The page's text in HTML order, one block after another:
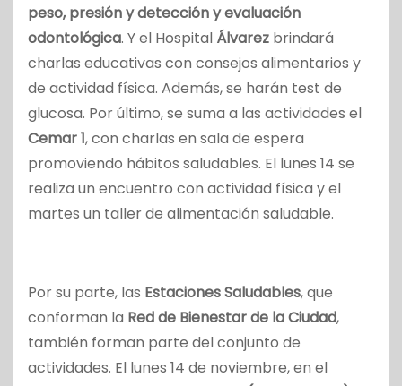
peso, presión y detección y evaluación
odontológica. Y el Hospital Álvarez brindará
charlas educativas con consejos alimentarios y
de actividad física. Además, se harán test de
glucosa. Por último, se suma a las actividades el
Cemar 1, con charlas en sala de espera
promoviendo hábitos saludables. El lunes 14 se
realiza un encuentro con actividad física y el
martes un taller de alimentación saludable.
Por su parte, las Estaciones Saludables, que
conforman la Red de Bienestar de la Ciudad,
también forman parte del conjunto de
actividades. El lunes 14 de noviembre, en el